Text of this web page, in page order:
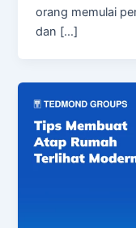
orang memulai
dan […]